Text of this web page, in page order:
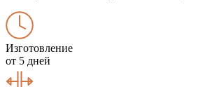
Изготовление
от 5 дней